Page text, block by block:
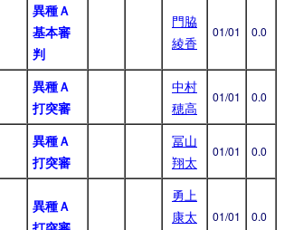
異種Ａ
基本審
判
門脇
綾香
01/01 0.0
異種Ａ
打突審
中村
穂高
01/01 0.0
異種Ａ
打突審
冨山
翔太
01/01 0.0
異種Ａ
勇上
康太
01/01 0.0